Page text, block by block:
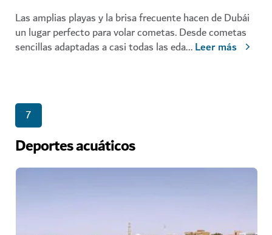
Las amplias playas y la brisa frecuente hacen de Dubái
un lugar perfecto para volar cometas. Desde cometas
sencillas adaptadas a casi todas las eda...Leer más
7
Deportes acuáticos